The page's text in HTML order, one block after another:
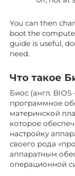
You can then
boot the
guide is useful,
need.
Что такое
Биос (англ.
программное
материнской
которое
настройку
своего рода
аппаратным
операционной